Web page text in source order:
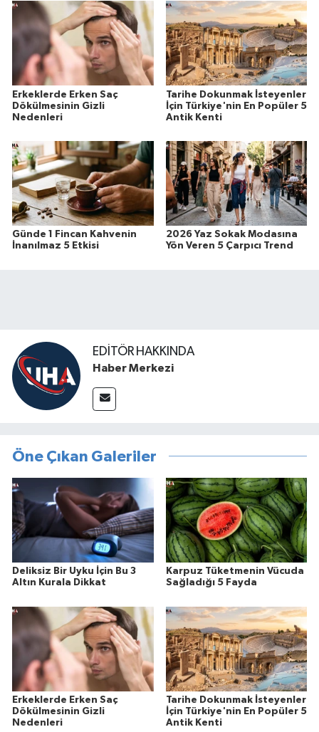
Erkeklerde Erken Saç
Dökülmesinin Gizli
Nedenleri
Tarihe Dokunmak İsteyenler
İçin Türkiye'nin En Popüler 5
Antik Kenti
Günde 1 Fincan Kahvenin
İnanılmaz 5 Etkisi
2026 Yaz Sokak Modasına
Yön Veren 5 Çarpıcı Trend
EDITÖR HAKKINDA
Haber Merkezi
Öne Çıkan Galeriler
Deliksiz Bir Uyku İçin Bu 3
Altın Kurala Dikkat
Karpuz Tüketmenin Vücuda
Sağladığı 5 Fayda
Erkeklerde Erken Saç
Dökülmesinin Gizli
Nedenleri
Tarihe Dokunmak İsteyenler
İçin Türkiye'nin En Popüler 5
Antik Kenti